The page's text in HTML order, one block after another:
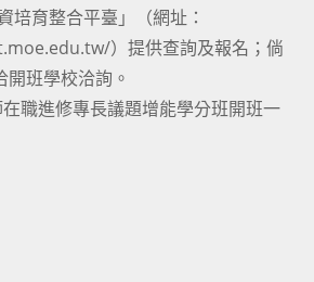
培育整合平臺」（網址：
）提供查詢及報名；倘
班學校洽詢。
職進修專長議題增能學分班開班一